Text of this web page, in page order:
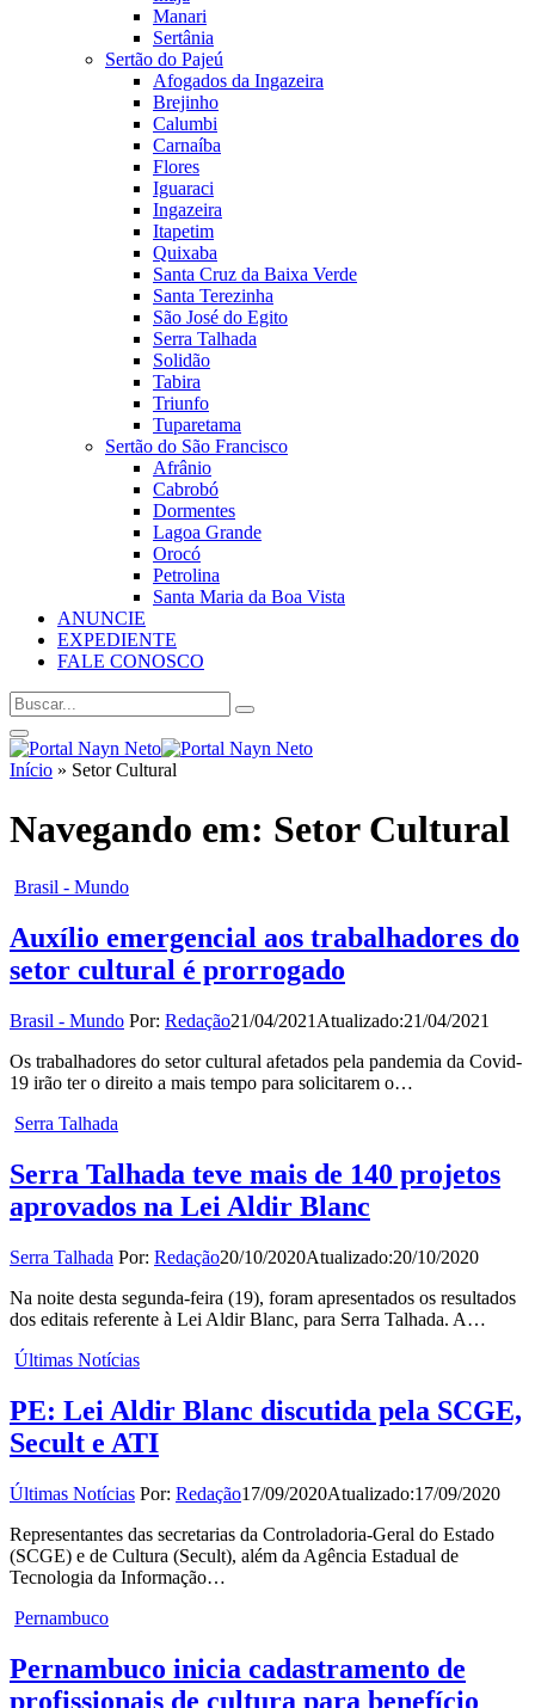
Manari
Sertânia
Sertão do Pajeú
Afogados da Ingazeira
Brejinho
Calumbi
Carnaíba
Flores
Iguaraci
Ingazeira
Itapetim
Quixaba
Santa Cruz da Baixa Verde
Santa Terezinha
São José do Egito
Serra Talhada
Solidão
Tabira
Triunfo
Tuparetama
Sertão do São Francisco
Afrânio
Cabrobó
Dormentes
Lagoa Grande
Orocó
Petrolina
Santa Maria da Boa Vista
ANUNCIE
EXPEDIENTE
FALE CONOSCO
Início » Setor Cultural
Navegando em: Setor Cultural
Brasil - Mundo
Auxílio emergencial aos trabalhadores do
setor cultural é prorrogado
Brasil - Mundo Por: Redação21/04/2021 Atualizado:21/04/2021
Os trabalhadores do setor cultural afetados pela pandemia da Covid-
19 irão ter o direito a mais tempo para solicitarem o…
Serra Talhada
Serra Talhada teve mais de 140 projetos
aprovados na Lei Aldir Blanc
Serra Talhada Por: Redação20/10/2020Atualizado:20/10/2020
Na noite desta segunda-feira (19), foram apresentados os resultados
dos editais referente à Lei Aldir Blanc, para Serra Talhada. A…
Últimas Notícias
PE: Lei Aldir Blanc discutida pela SCGE,
Secult e ATI
Últimas Notícias Por: Redação17/09/2020Atualizado:17/09/2020
Representantes das secretarias da Controladoria-Geral do Estado
(SCGE) e de Cultura (Secult), além da Agência Estadual de
Tecnologia da Informação…
Pernambuco
Pernambuco inicia cadastramento de
profissionais de cultura para benefício